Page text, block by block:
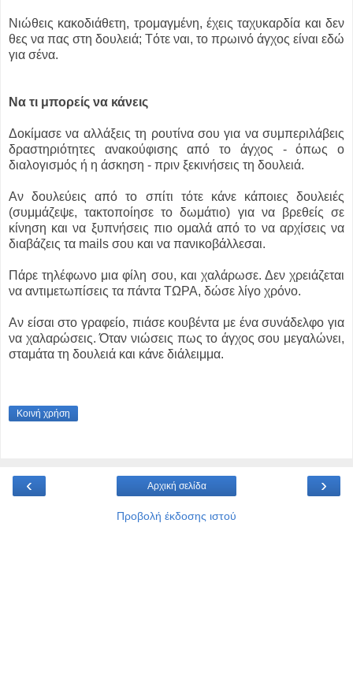
Νιώθεις κακοδιάθετη, τρομαγμένη, έχεις ταχυκαρδία και δεν
θες να πας στη δουλειά; Tότε ναι, το πρωινό άγχος είναι εδώ
για σένα.
Να τι μπορείς να κάνεις
Δοκίμασε να αλλάξεις τη ρουτίνα σου για να συμπεριλάβεις
δραστηριότητες ανακούφισης από το άγχος - όπως ο
διαλογισμός ή η άσκηση - πριν ξεκινήσεις τη δουλειά.
Αν δουλεύεις από το σπίτι τότε κάνε κάποιες δουλειές
(συμμάζεψε, τακτοποίησε το δωμάτιο) για να βρεθείς σε
κίνηση και να ξυπνήσεις πιο ομαλά από το να αρχίσεις να
διαβάζεις τα mails σου και να πανικοβάλλεσαι.
Πάρε τηλέφωνο μια φίλη σου, και χαλάρωσε. Δεν χρειάζεται
να αντιμετωπίσεις τα πάντα ΤΩΡΑ, δώσε λίγο χρόνο.
Αν είσαι στο γραφείο, πιάσε κουβέντα με ένα συνάδελφο για
να χαλαρώσεις. Όταν νιώσεις πως το άγχος σου μεγαλώνει,
σταμάτα τη δουλειά και κάνε διάλειμμα.
Κοινή χρήση
‹ ›
Αρχική σελίδα
Προβολή έκδοσης ιστού